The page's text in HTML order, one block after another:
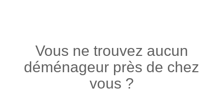
Vous ne trouvez aucun
déménageur près de chez
vous ?